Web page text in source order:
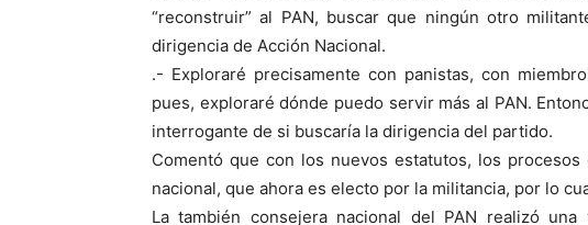
“reconstruir” al PAN, buscar que ningún otro
dirigencia de Acción Nacional.
.- Exploraré precisamente con panistas, con
pues, exploraré dónde puedo servir más al PAN.
interrogante de si buscaría la dirigencia del partido.
Comentó que con los nuevos estatutos, los
nacional, que ahora es electo por la militancia, por lo
La también consejera nacional del PAN realizó